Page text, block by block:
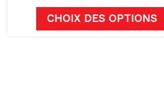
CHOIX DES OPTIONS